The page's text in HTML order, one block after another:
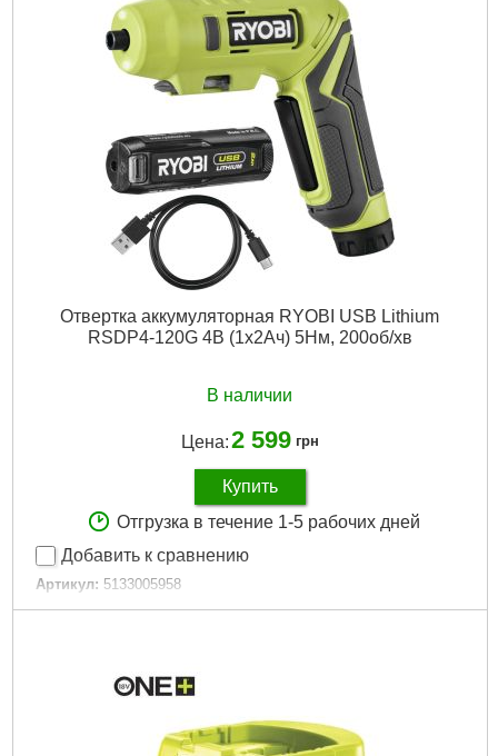
Отвертка аккумуляторная RYOBI USB Lithium
RSDP4-120G 4В (1х2Ач) 5Нм, 200об/хв
В наличии
Цена:2 599 грн
Купить
Отгрузка в течение 1-5 рабочих дней
Добавить к сравнению
Артикул: 5133005958
Код товара: 30.60.19